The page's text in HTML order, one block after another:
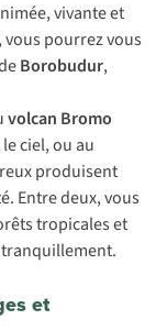
vivante et
, vous pourrez vous
Borobudur,
volcan Bromo
ciel, ou au
produisent
Entre deux, vous
tropicales et
tranquillement.
et